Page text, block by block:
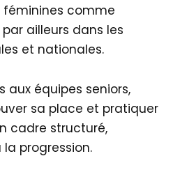
féminines comme
ailleurs dans les
et nationales.
aux équipes seniors,
sa place et pratiquer
cadre structuré,
progression.